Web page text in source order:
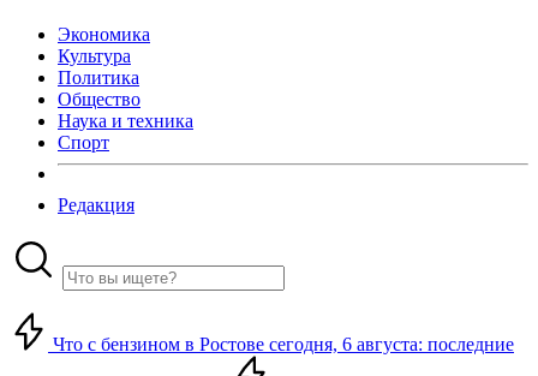
Экономика
Культура
Политика
Общество
Наука и техника
Спорт
Редакция
Что с бензином в Ростове сегодня, 6 августа: последние